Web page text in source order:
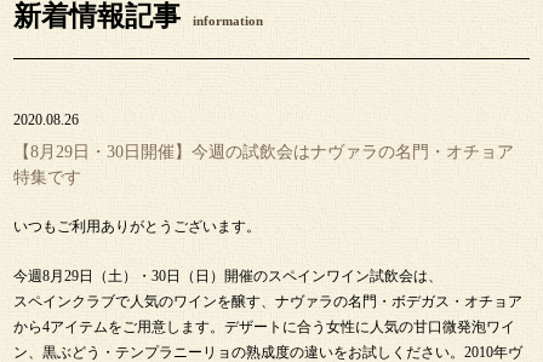
新着情報記事 information
2020.08.26
【8月29日・30日開催】今週の試飲会はナヴァラの名門・オチョア
特集です
いつもご利用ありがとうございます。
今週8月29日（土）・30日（日）開催のスペインワイン試飲会は、
スペインクラブで人気のワインを醸す、ナヴァラの名門・ボデガス・オチョア
から4アイテムをご用意します。デザートに合う女性に人気の甘口微発泡ワイ
ン、黒ぶどう・テンプラニーリョの熟成度の違いをお試しください。2010年ヴ